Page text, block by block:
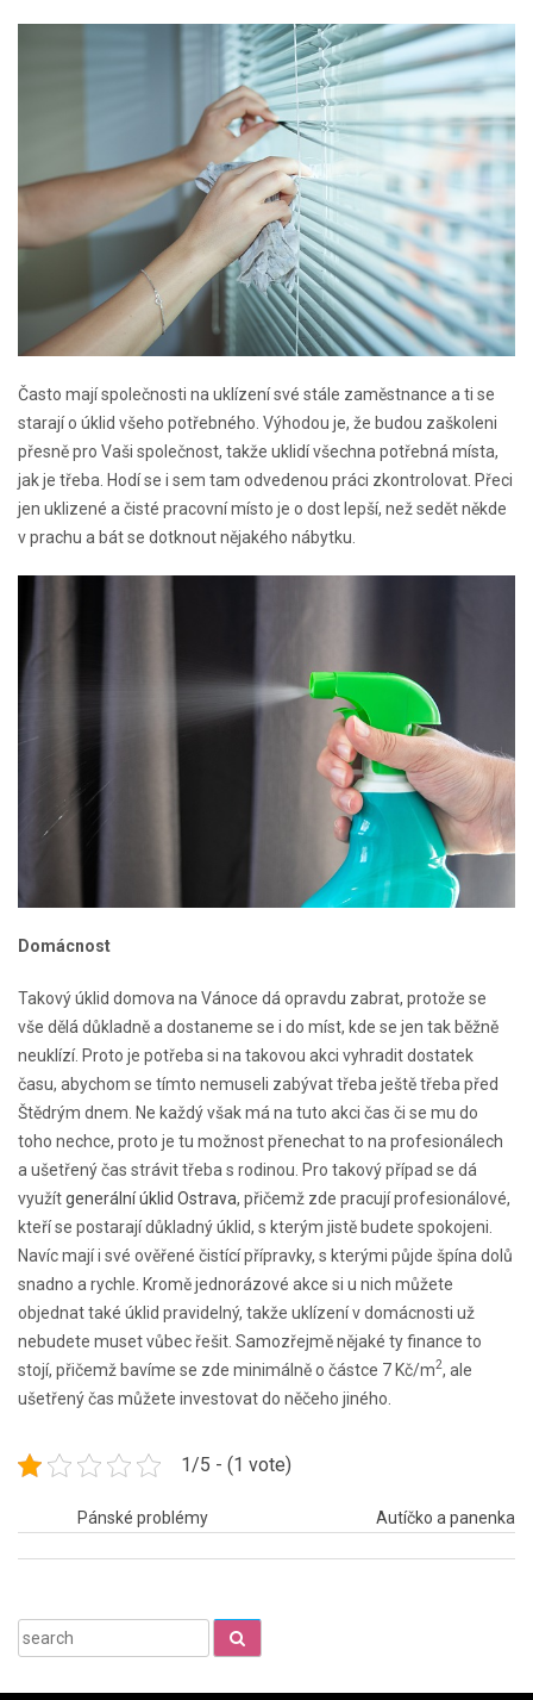
Často mají společnosti na uklízení své stále zaměstnance a ti se
starají o úklid všeho potřebného. Výhodou je, že budou zaškoleni
přesně pro Vaši společnost, takže uklidí všechna potřebná místa,
jak je třeba. Hodí se i sem tam odvedenou práci zkontrolovat. Přeci
jen uklizené a čisté pracovní místo je o dost lepší, než sedět někde
v prachu a bát se dotknout nějakého nábytku.
Domácnost
Takový úklid domova na Vánoce dá opravdu zabrat, protože se
vše dělá důkladně a dostaneme se i do míst, kde se jen tak běžně
neuklízí. Proto je potřeba si na takovou akci vyhradit dostatek
času, abychom se tímto nemuseli zabývat třeba ještě třeba před
Štědrým dnem. Ne každý však má na tuto akci čas či se mu do
toho nechce, proto je tu možnost přenechat to na profesionálech
a ušetřený čas strávit třeba s rodinou. Pro takový případ se dá
využítgenerální úklid Ostrava, přičemž zde pracují profesionálové,
kteří se postarají důkladný úklid, s kterým jistě budete spokojeni.
Navíc mají i své ověřené čistící přípravky, s kterými půjde špína dolů
snadno a rychle. Kromě jednorázové akce si u nich můžete
objednat také úklid pravidelný, takže uklízení v domácnosti už
nebudete muset vůbec řešit. Samozřejmě nějaké ty finance to
stojí, přičemž bavíme se zde minimálně o částce 7 Kč/m2, ale
ušetřený čas můžete investovat do něčeho jiného.
1/5 - (1 vote)
Navigace
pro
příspěvek
Pánské problémy Autíčko a panenka
Search
for: